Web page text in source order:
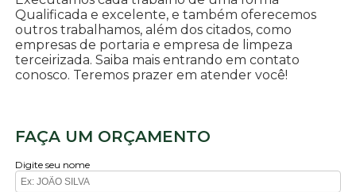
Qualificada e excelente, e também oferecemos
outros trabalhamos, além dos citados, como
empresas de portaria e empresa de limpeza
terceirizada. Saiba mais entrando em contato
conosco. Teremos prazer em atender você!
FAÇA UM ORÇAMENTO
Digite seu nome